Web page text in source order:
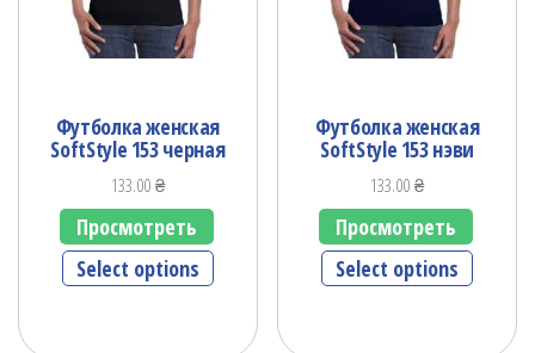
Футболка женская
SoftStyle 153 черная
133.00₴
Просмотреть
Select options
Футболка женская
SoftStyle 153 нэви
133.00₴
Просмотреть
Select options